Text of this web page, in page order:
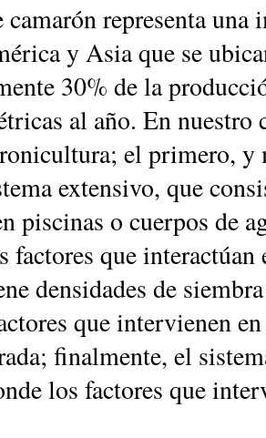
re­pre­sen­ta
y Asia que se
30% de la
al año. En
el pri­me­ro,
ex­ten­si­vo, que
pis­ci­nas o cuer­pos de
fac­to­res que
den­si­da­des de
que in­ter­vie­nen
fi­nal­men­te, el
los fac­to­res que